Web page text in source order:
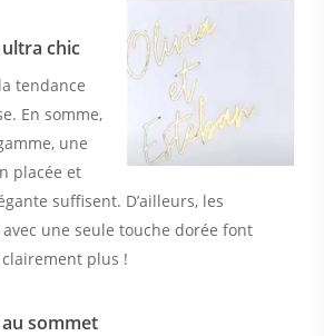
chic
tendance
En somme,
une
placée et
suffisent. D’ailleurs, les
une seule touche dorée font
plus !
sommet